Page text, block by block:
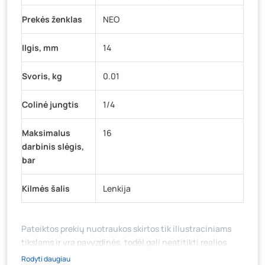
Prekės ženklas NEO
Ilgis, mm 14
Svoris, kg 0.01
Colinė jungtis 1/4
Maksimalus
darbinis slėgis,
bar
16
Kilmės šalis Lenkija
Pateiktos prekių nuotraukos skirtos tik iliustraciniams
tikslams ir yra pavyzdinės, todėl gali neatitikti realios
prekių ir jų pakuotės išvaizdos, komplektacijos, spalvos ar
Rodyti daugiau